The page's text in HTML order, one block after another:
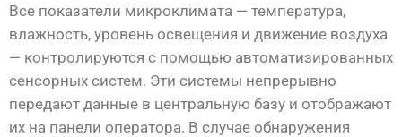
Все показатели микроклимата — температура,
влажность, уровень освещения и движение воздуха
— контролируются с помощью автоматизированных
сенсорных систем. Эти системы непрерывно
передают данные в центральную базу и отображают
их на панели оператора. В случае обнаружения